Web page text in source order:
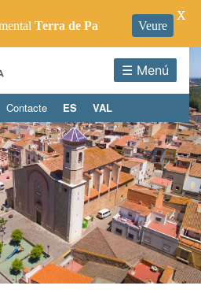
☰ Menú
Contacte ES VAL
Terra de Pa Veure
X